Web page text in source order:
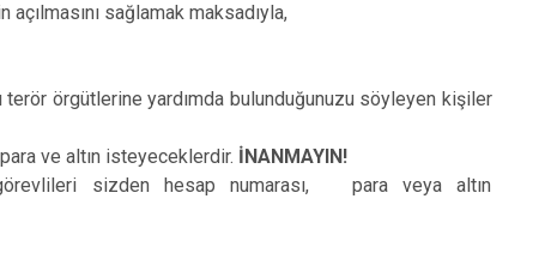
sağlamak maksadıyla,
terör örgütlerine yardımda bulunduğunuzu söyleyen kişiler
ve altın isteyeceklerdir. İNANMAYIN!
sizden hesap numarası, para veya altın